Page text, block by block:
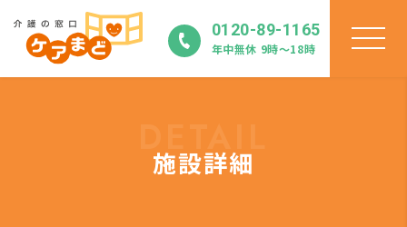
0120-89-1165
年中無休 9時〜18時
施設詳細